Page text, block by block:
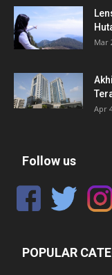
Mar
Apr
Follow us
POPULAR